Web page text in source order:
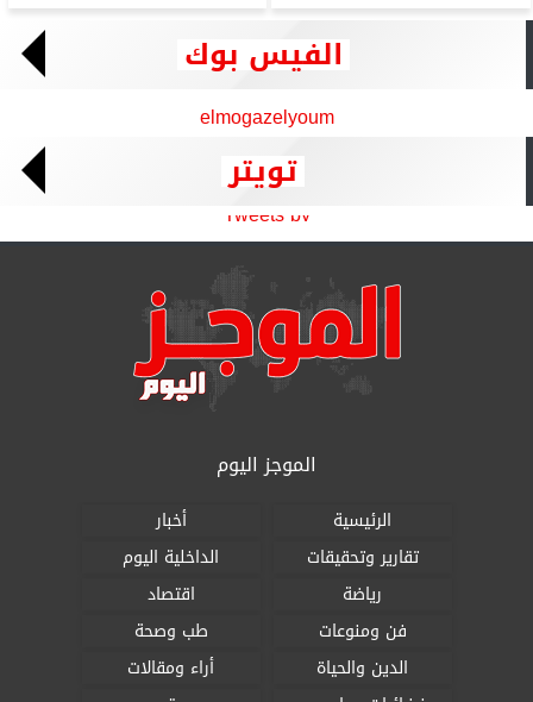
الفيس بوك
elmogazelyoum
تويتر
Tweets by
الموجز اليوم
الرئيسية
أخبار
تقارير وتحقيقات
الداخلية اليوم
رياضة
اقتصاد
فن ومنوعات
طب وصحة
الدين والحياة
أراء ومقالات